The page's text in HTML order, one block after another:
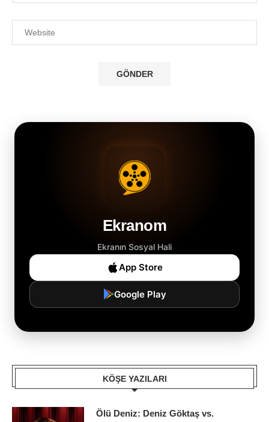
Ekranom
Ekranın Sosyal Hali
App Store
Google Play
KÖŞE YAZILARI
Ölü Deniz: Deniz Göktaş vs.